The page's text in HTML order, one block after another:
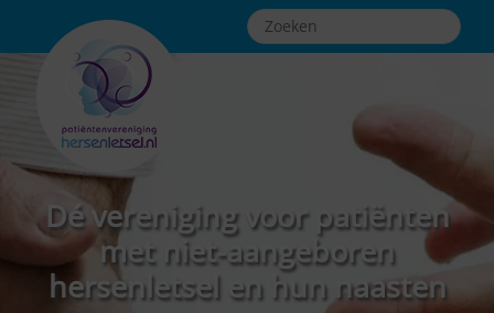
Dé vereniging voor patiënten
met niet-aangeboren
hersenletsel en hun naasten